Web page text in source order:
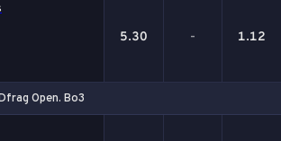
5.30 - 1.12
Open. Bo3